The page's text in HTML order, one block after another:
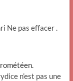
Ne pas effacer .
n’est pas une